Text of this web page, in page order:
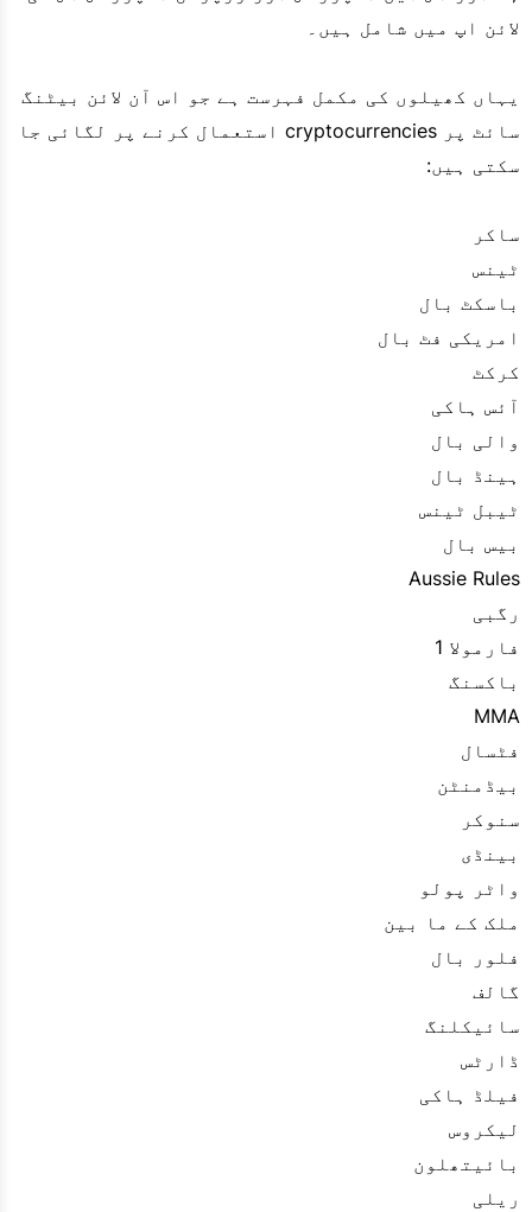
لائن اپ میں شامل ہیں۔
یہاں کھیلوں کی مکمل فہرست ہے جو اس آن لائن بیٹنگ
سائٹ پر cryptocurrencies استعمال کرنے پر لگائی جا
سکتی ہیں:
ساکر
ٹینس
باسکٹ بال
امریکی فٹ بال
کرکٹ
آئس ہاکی
والی بال
ہینڈ بال
ٹیبل ٹینس
بیس بال
Aussie Rules
رگبی
فارمولا 1
باکسنگ
MMA
فٹسال
بیڈمنٹن
سنوکر
بینڈی
واٹر پولو
ملک کے ما بین
فلور بال
گالف
سائیکلنگ
ڈارٹس
فیلڈ ہاکی
لیکروس
بائیتھلون
ریلی